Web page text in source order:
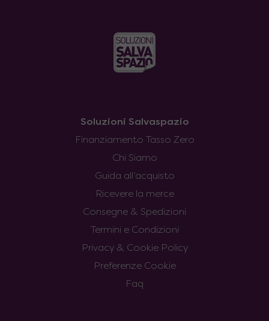
Soluzioni Salvaspazio
Finanziamento Tasso Zero
Chi Siamo
Guida all’acquisto
Ricevere la merce
Consegne & Spedizioni
Termini e Condizioni
Privacy & Cookie Policy
Preferenze Cookie
Faq